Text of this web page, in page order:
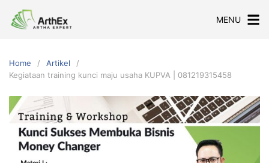
MENU
Home
Artikel
Kegiataan training kunci maju usaha KUPVA | 081219315458